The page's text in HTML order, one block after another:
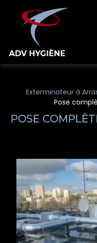
Exterminateur à
Pose
POSE